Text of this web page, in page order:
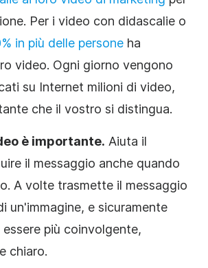
Per i video con didascalie o
in più delle persone ha
video. Ogni giorno vengono
su Internet milioni di video,
che il vostro si distingua.
è importante. Aiuta il
il messaggio anche quando
A volte trasmette il messaggio
un'immagine, e sicuramente
essere più coinvolgente,
chiaro.